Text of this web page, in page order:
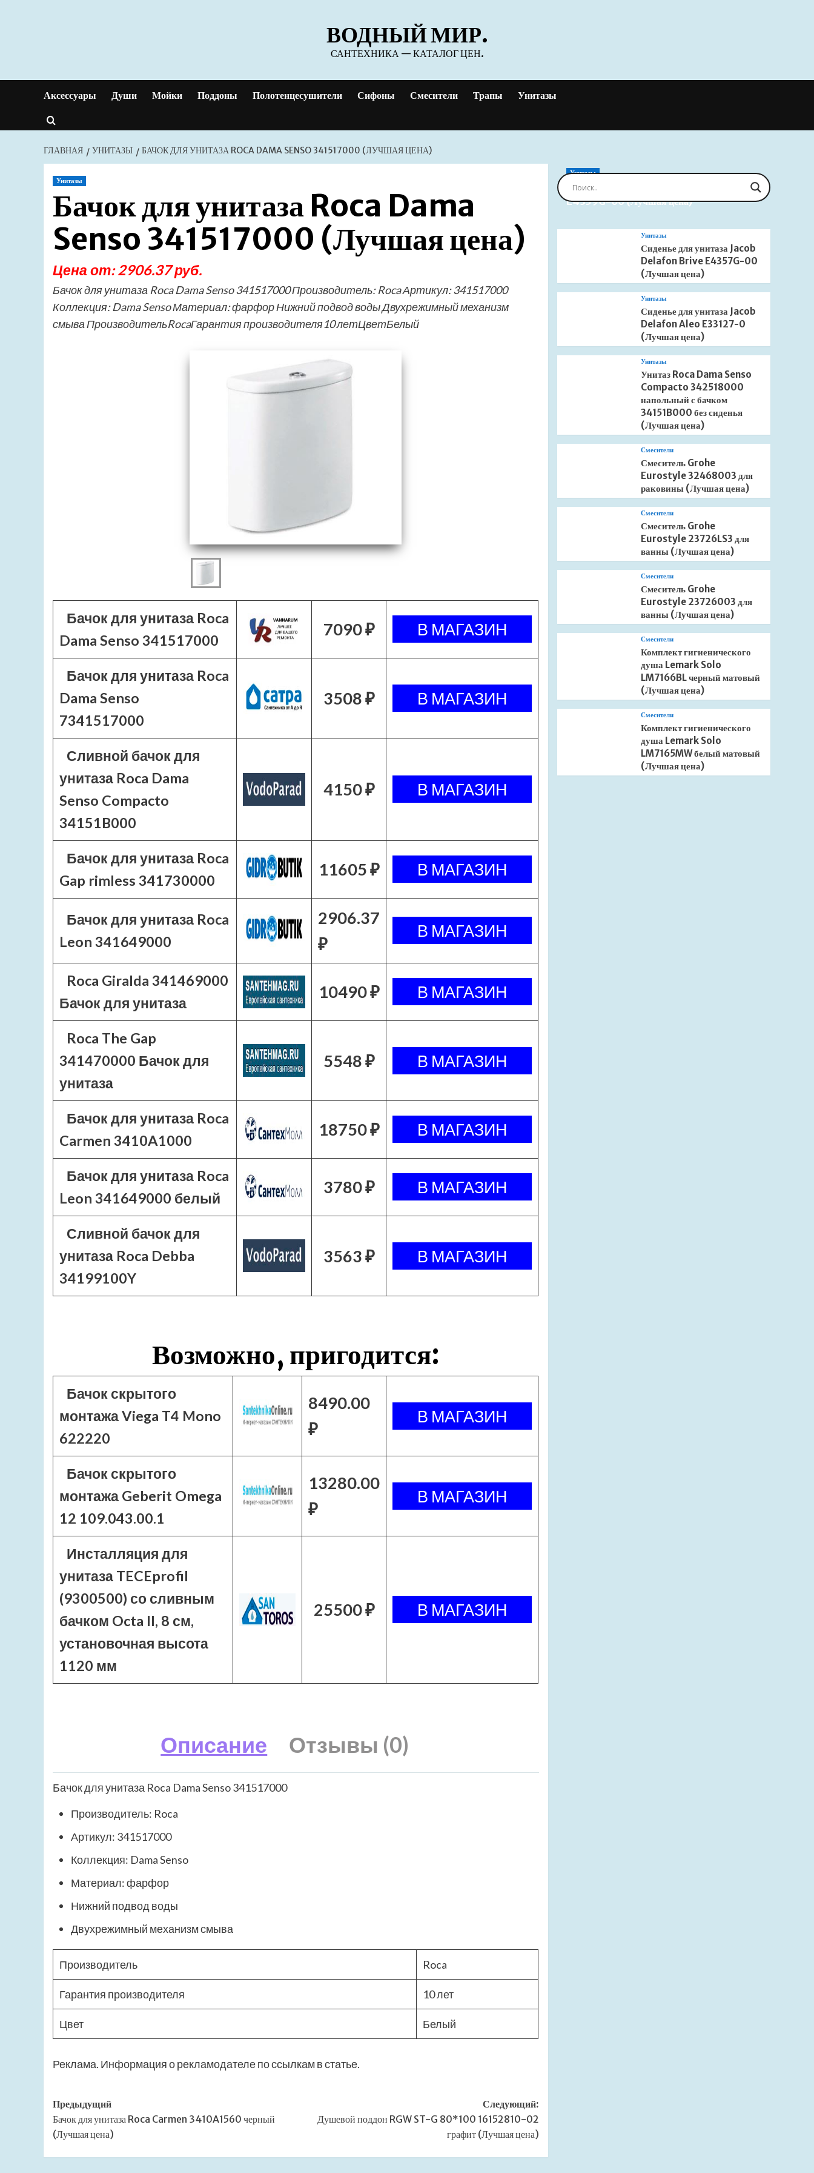
ВОДНЫЙ МИР.
САНТЕХНИКА — КАТАЛОГ ЦЕН.
Аксессуары Души Мойки Поддоны Полотенцесушители Сифоны Смесители Трапы Унитазы
ГЛАВНАЯ УНИТАЗЫ БАЧОК ДЛЯ УНИТАЗА ROCA DAMA SENSO 341517000 (ЛУЧШАЯ ЦЕНА)
Унитазы
Бачок для унитаза Roca Dama
Senso 341517000 (Лучшая цена)
Цена от: 2906.37 руб.
Бачок для унитаза Roca Dama Senso 341517000 Производитель: Roca Артикул: 341517000
Коллекция: Dama Senso Материал: фарфор Нижний подвод воды Двухрежимный механизм
смыва ПроизводительRocaГарантия производителя10 летЦветБелый
Бачок для унитаза Roca
Dama Senso 341517000
7090 ₽
Бачок для унитаза Roca
Dama Senso
7341517000
3508 ₽
Сливной бачок для
унитаза Roca Dama
Senso Compacto
34151B000
4150 ₽
Бачок для унитаза Roca
Gap rimless 341730000
11605 ₽
Бачок для унитаза Roca
Leon 341649000
2906.37
₽
Roca Giralda 341469000
Бачок для унитаза
10490 ₽
Roca The Gap
341470000 Бачок для
унитаза
5548 ₽
Бачок для унитаза Roca
Carmen 3410A1000
18750 ₽
Бачок для унитаза Roca
Leon 341649000 белый
3780 ₽
Сливной бачок для
унитаза Roca Debba
34199100Y
3563 ₽
Возможно, пригодится:
Бачок скрытого
монтажа Viega T4 Mono
622220
8490.00
₽
Бачок скрытого
монтажа Geberit Omega
12 109.043.00.1
13280.00
₽
Инсталляция для
унитаза TECEprofil
(9300500) со сливным
бачком Octa II, 8 см,
установочная высота
1120 мм
25500 ₽
Описание Отзывы (0)
Бачок для унитаза Roca Dama Senso 341517000
Производитель: Roca
Артикул: 341517000
Коллекция: Dama Senso
Материал: фарфор
Нижний подвод воды
Двухрежимный механизм смыва
Производитель Roca
Гарантия производителя 10 лет
Цвет Белый
Реклама. Информация о рекламодателе по ссылкам в статье.
Навигация
записи
Предыдущий
Бачок для унитаза Roca Carmen 3410A1560 черный
(Лучшая цена)
Следующий:
Душевой поддон RGW ST-G 80*100 16152810-02
графит (Лучшая цена)
Унитазы
Сиденье для унитаза Jacob Delafon Brive
E4359G-00 (Лучшая цена)
Унитазы
Сиденье для унитаза Jacob
Delafon Brive E4357G-00
(Лучшая цена)
Унитазы
Сиденье для унитаза Jacob
Delafon Aleo E33127-0
(Лучшая цена)
Унитазы
Унитаз Roca Dama Senso
Compacto 342518000
напольный с бачком
34151B000 без сиденья
(Лучшая цена)
Смесители
Смеситель Grohe
Eurostyle 32468003 для
раковины (Лучшая цена)
Смесители
Смеситель Grohe
Eurostyle 23726LS3 для
ванны (Лучшая цена)
Смесители
Смеситель Grohe
Eurostyle 23726003 для
ванны (Лучшая цена)
Смесители
Комплект гигиенического
душа Lemark Solo
LM7166BL черный матовый
(Лучшая цена)
Смесители
Комплект гигиенического
душа Lemark Solo
LM7165MW белый матовый
(Лучшая цена)